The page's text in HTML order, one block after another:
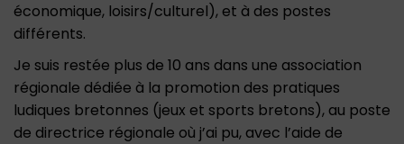
économique, loisirs/culturel), et à des postes
différents.
Je suis restée plus de 10 ans dans une association
régionale dédiée à la promotion des pratiques
ludiques bretonnes (jeux et sports bretons), au poste
de directrice régionale où j’ai pu, avec l’aide de